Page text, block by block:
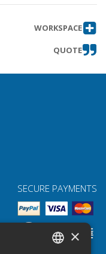
WORKSPACE
QUOTE
SECURE PAYMENTS
×